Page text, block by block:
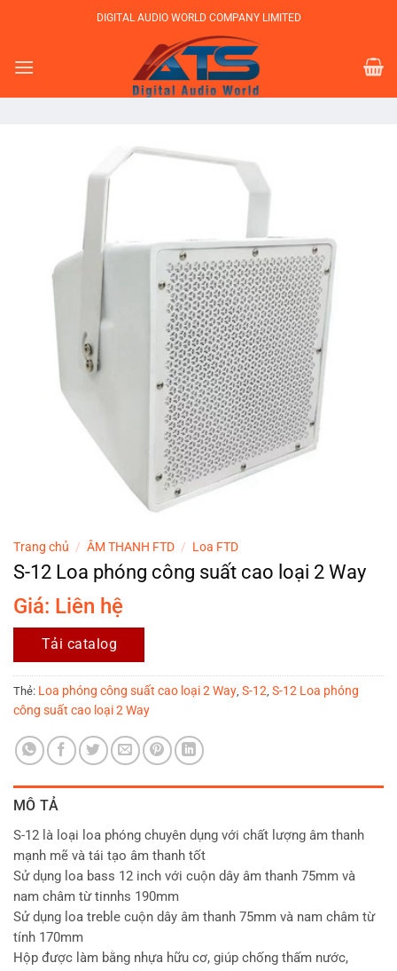
dung
DIGITAL AUDIO WORLD COMPANY LIMITED
Trang chủ / ÂM THANH FTD / Loa FTD
S-12 Loa phóng công suất cao loại 2 Way
Giá: Liên hệ
Tải catalog
Thẻ: Loa phóng công suất cao loại 2 Way, S-12, S-12 Loa phóng
công suất cao loại 2 Way
MÔ TẢ
S-12 là loại loa phóng chuyên dụng với chất lượng âm thanh
mạnh mẽ và tái tạo âm thanh tốt
Sử dụng loa bass 12 inch với cuộn dây âm thanh 75mm và
nam châm từ tinnhs 190mm
Sử dụng loa treble cuộn dây âm thanh 75mm và nam châm từ
tính 170mm
Hộp được làm bằng nhựa hữu cơ, giúp chống thấm nước,